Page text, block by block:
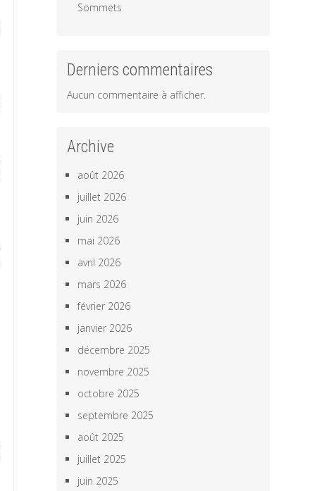
Sommets
Derniers commentaires
Aucun commentaire à afficher.
Archive
août 2026
juillet 2026
juin 2026
mai 2026
avril 2026
mars 2026
février 2026
janvier 2026
décembre 2025
novembre 2025
octobre 2025
septembre 2025
août 2025
juillet 2025
juin 2025